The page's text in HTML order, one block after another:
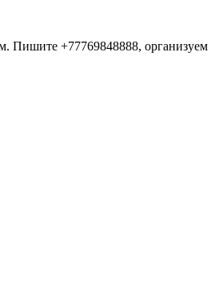
Пишите +77769848888, организуем